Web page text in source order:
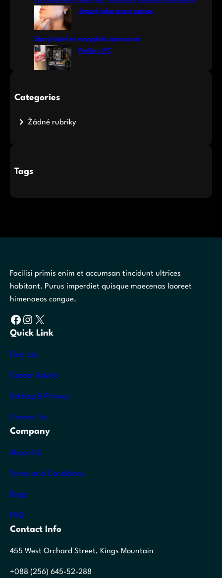
Jogurt jako první pomoc
Starý kotel se nevyplatí opravovat
Potíže s PC
Categories
Žádné rubriky
Tags
Facilisi primis enim et accumsan tincidunt ultrices
habitant. Purus imperdiet quisque maecenas laoreet
himenaeos congue.
Facebook Instagram X
Quick Link
Find Job
Career Advice
Setting & Privacy
Contact Us
Company
About US
Terms and Conditions
Blogs
FAQ
Contact Info
455 West Orchard Street, Kings Mountain
+088 (256) 645-52-288